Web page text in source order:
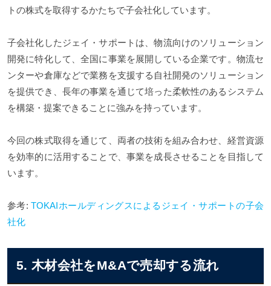
トの株式を取得するかたちで子会社化しています。
子会社化したジェイ・サポートは、物流向けのソリューション
開発に特化して、全国に事業を展開している企業です。物流セ
ンターや倉庫などで業務を支援する自社開発のソリューション
を提供でき、長年の事業を通じて培った柔軟性のあるシステム
を構築・提案できることに強みを持っています。
今回の株式取得を通じて、両者の技術を組み合わせ、経営資源
を効率的に活用することで、事業を成長させることを目指して
います。
参考: TOKAIホールディングスによるジェイ・サポートの子会
社化
5. 木材会社をM&Aで売却する流れ